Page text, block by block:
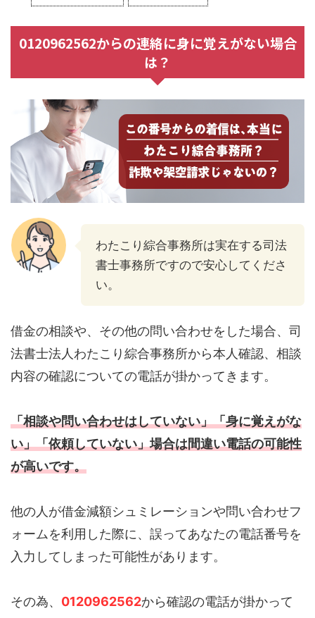
0120962562からの連絡に身に覚えがない場合
は？
わたこり綜合事務所は実在する司法
書士事務所ですので安心してくださ
い。
借金の相談や、その他の問い合わせをした場合、司
法書士法人わたこり綜合事務所から本人確認、相談
内容の確認についての電話が掛かってきます。
「相談や問い合わせはしていない」「身に覚えがな
い」「依頼していない」場合は間違い電話の可能性
が高いです。
他の人が借金減額シュミレーションや問い合わせフ
ォームを利用した際に、誤ってあなたの電話番号を
入力してしまった可能性があります。
その為、 0120962562から確認の電話が掛かって